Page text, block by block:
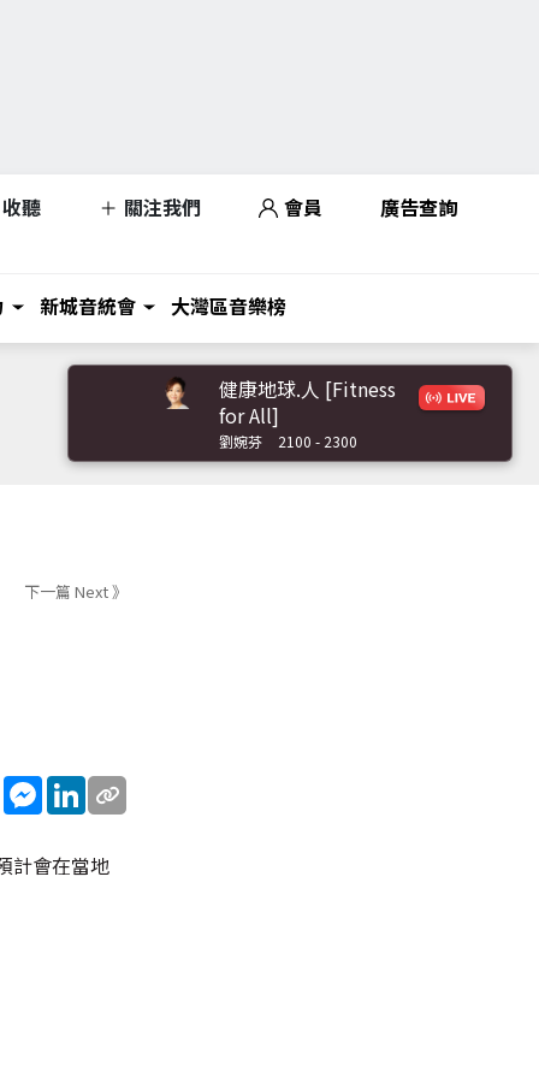
收聽 關注我們 會員 廣告查詢
新城音統會 大灣區音樂榜
健康地球.人 [Fitness
for All]
劉婉芬 2100 - 2300
下一篇 Next 》
WeChatMessenger
LinkedIn
計會在當地